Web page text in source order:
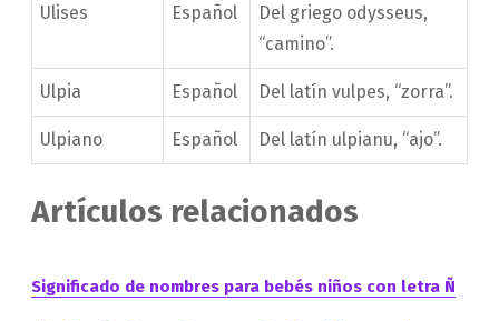
Ulises Español
Del griego odysseus,
“camino”.
Ulpia Español Del latín vulpes, “zorra”.
Ulpiano Español Del latín ulpianu, “ajo”.
Artículos relacionados
Significado de nombres para bebés niños con letra Ñ